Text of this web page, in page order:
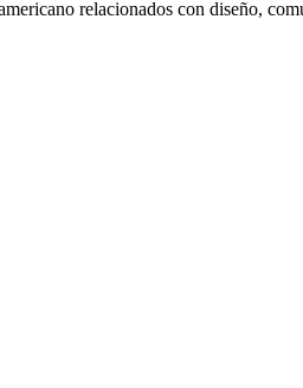
relacionados con diseño,